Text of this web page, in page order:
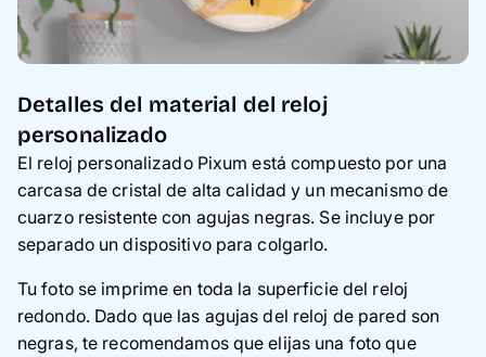
Detalles del material del reloj
personalizado
El reloj personalizado Pixum está compuesto por una
carcasa de cristal de alta calidad y un mecanismo de
cuarzo resistente con agujas negras. Se incluye por
separado un dispositivo para colgarlo.
Tu foto se imprime en toda la superficie del reloj
redondo. Dado que las agujas del reloj de pared son
negras, te recomendamos que elijas una foto que